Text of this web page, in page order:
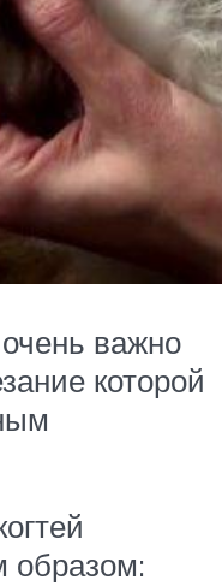
важно
которой
образом: